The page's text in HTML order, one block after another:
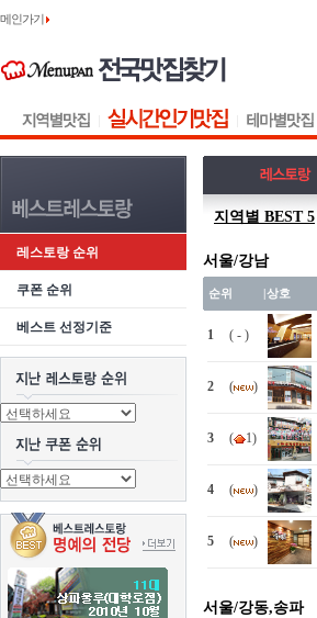
메인가기
레스토랑 순위
쿠폰 순위
베스트 선정기준
지역별 BEST 5
서울/강남
순위 |상호
1 ( - )
2 ( )
3 ( 1)
4 ( )
5 ( )
서울/강동,송파